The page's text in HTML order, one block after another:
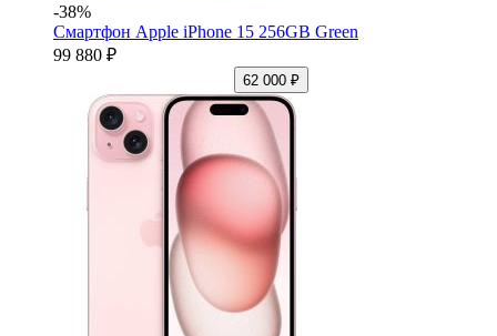
-38%
Смартфон Apple iPhone 15 256GB Green
99 880 ₽
62 000 ₽